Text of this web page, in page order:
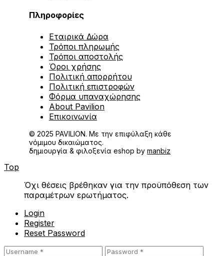
Πληροφορίες
Εταιρικά Δώρα
Τρόποι πληρωμής
Τρόποι αποστολής
Όροι χρήσης
Πολιτική απορρήτου
Πολιτική επιστροφών
Φόρμα υπαναχώρησης
About Pavilion
Επικοινωνία
© 2025 PAVILION. Με την επιφύλαξη κάθε
νόμιμου δικαιώματος.
δημιουργία & φιλοξενία eshop by manbiz
Top
Όχι θέσεις βρέθηκαν για την προϋπόθεση των
παραμέτρων ερωτήματος.
Login
Register
Reset Password